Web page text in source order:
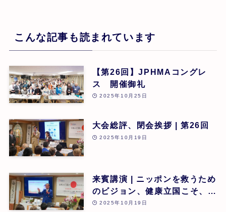
こんな記事も読まれています
【第26回】JPHMAコングレ
ス 開催御礼
2025年10月25日
大会総評、閉会挨拶 | 第26回
2025年10月19日
来賓講演 | ニッポンを救うため
のビジョン、健康立国こそ、日
本再生の道 | 吉野敏明(医療法
2025年10月19日